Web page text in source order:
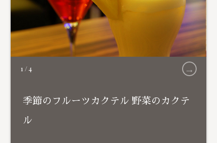
1 /4 →
季節のフルーツカクテル 野菜のカクテ
ル